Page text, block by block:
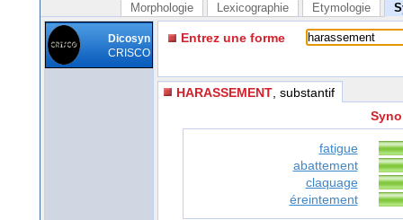
Morphologie Lexicographie Etymologie
Dicosyn
CRISCO
Entrez une forme
HARASSEMENT , substantif
fatigue
abattement
claquage
éreintement